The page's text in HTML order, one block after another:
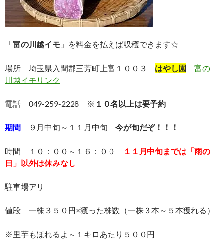
「富の川越イモ 」を料金を払えば収穫できます☆
場所 埼玉県入間郡三芳町上富１００３ はやし園
富の
川越イモリンク
電話 049-259-2228 ※ １０名以上は要予約
期間 ９月中旬～１１月中旬 今が旬だぞ！！！
時間 １０：００～１６：００
１１月中旬までは「雨の
日」以外は休みなし
駐車場アリ
値段 一株３５０円×獲った株数（一株３本～５本獲れる）
※里芋もほれるよ～１キロあたり５００円